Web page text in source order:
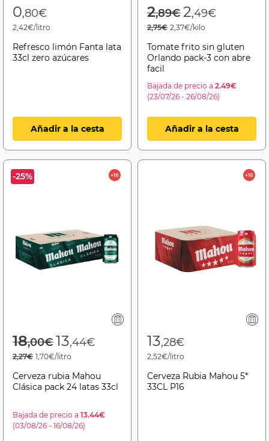
0,80€
2,42€/litro
Refresco limón Fanta lata
33cl zero azúcares
Añadir a la cesta
Price reduced
2,89€to
2,49€
2,75€ 2,37€/kilo
Tomate frito sin gluten
Orlando pack-3 con abre
facil
Bajada de precio a 2.49€
(23/07/26 - 26/08/26)
Añadir a la cesta
-25%
Price reduced from
18,00€to
13,44€
2,27€ 1,70€/litro
Cerveza rubia Mahou
Clásica pack 24 latas 33cl
Bajada de precio a 13.44€
(03/08/26 - 16/08/26)
13,28€
2,52€/litro
Cerveza Rubia Mahou 5*
33CL P16